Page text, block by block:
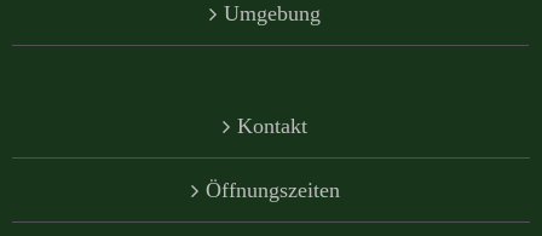
Umgebung
Kontakt
Öffnungszeiten